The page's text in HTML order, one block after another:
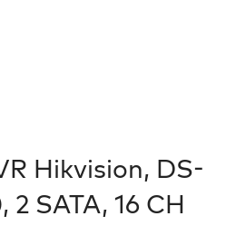
Hikvision, DS-
2 SATA, 16 CH